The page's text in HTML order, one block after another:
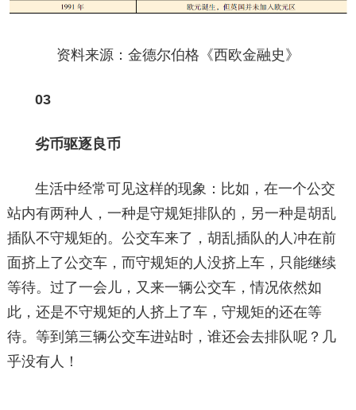
资料来源：金德尔伯格《西欧金融史》
03
劣币驱逐良币
生活中经常可见这样的现象：比如，在一个公交
站内有两种人，一种是守规矩排队的，另一种是胡乱
插队不守规矩的。公交车来了，胡乱插队的人冲在前
面挤上了公交车，而守规矩的人没挤上车，只能继续
等待。过了一会儿，又来一辆公交车，情况依然如
此，还是不守规矩的人挤上了车，守规矩的还在等
待。等到第三辆公交车进站时，谁还会去排队呢？几
乎没有人！